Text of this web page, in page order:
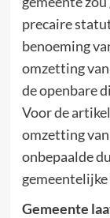
precaire
benoeming
omzetting
de openbare
Voor de
omzetting
onbepaalde
Gemeente